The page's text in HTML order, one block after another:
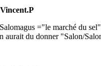
Vincent.P
="le marché du
aurait du donner "Salon/